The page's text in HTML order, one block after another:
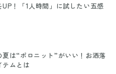
UP！「1人時間」に試したい五感
夏は“ポロニット”がいい！お洒落
テムとは